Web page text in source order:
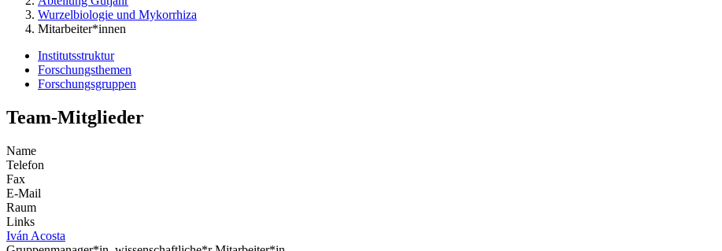
Wurzelbiologie und Mykorrhiza
Mitarbeiter*innen
Institutsstruktur
Forschungsthemen
Forschungsgruppen
Team-Mitglieder
Name
Telefon
Fax
E-Mail
Raum
Links
Iván Acosta